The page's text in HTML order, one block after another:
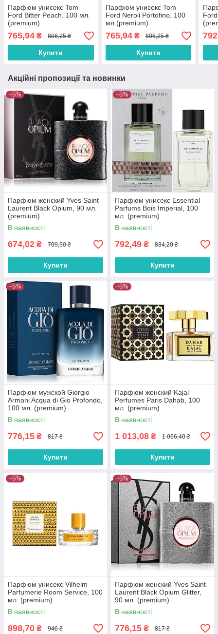
Парфюм унисекс Tom
Ford Bitter Peach, 100 мл.
(premium)
765,94 ₴ 806,25 ₴
Купити
Парфюм унисекс Tom
Ford Neroli Portofino, 100
мл.(premium)
765,94₴ 806,25 ₴
Купити
Акційні пропозиції та новинки
–5%
Парфюм женский Yves Saint
Laurent Black Opium, 90 мл.
(premium)
В наявності
674,02 ₴ 709,50 ₴
Купити
–5%
Парфюм унисекс Essential
Parfums Bois Imperial, 100
мл. (premium)
В наявності
792,49 ₴ 834,20 ₴
Купити
–5%
Парфюм мужской Giorgio
Armani Acqua di Gio Profondo,
100 мл. (premium)
В наявності
776,15 ₴ 817 ₴
Купити
–5%
Парфюм женский Kajal
Perfumes Paris Dahab, 100
мл. (premium)
В наявності
1 013,08 ₴ 1 066,40 ₴
Купити
–5%
Парфюм унисекс Vilhelm
Parfumerie Room Service, 100
мл. (premium)
В наявності
898,70 ₴ 946 ₴
–5%
Парфюм женский Yves Saint
Laurent Black Opium Glitter,
90 мл. (premium)
В наявності
776,15 ₴ 817 ₴